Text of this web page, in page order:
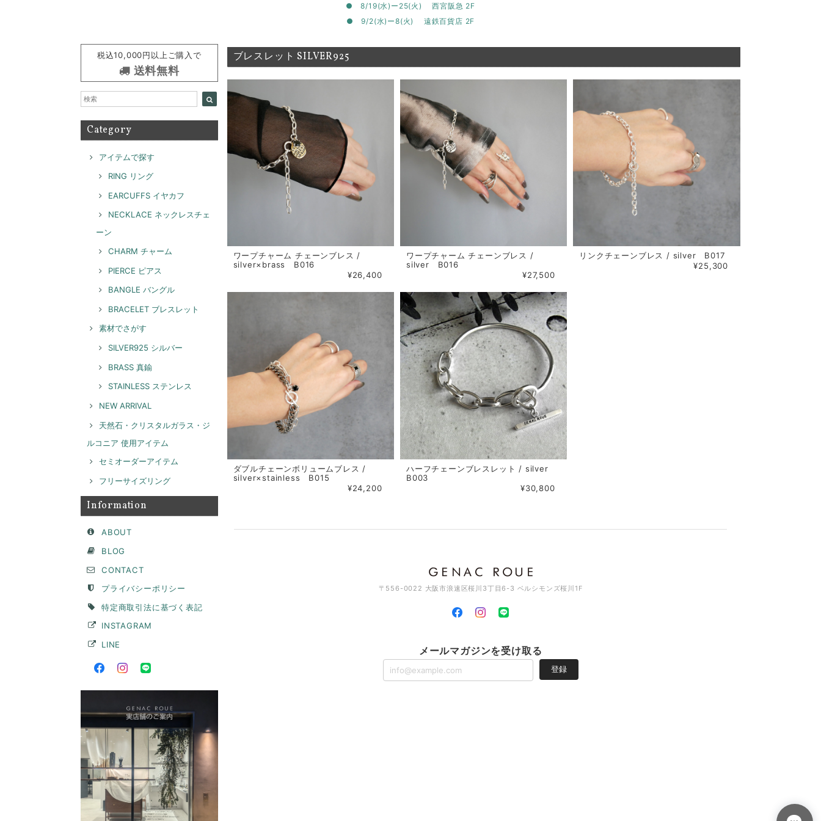
● 8/19(水)ー25(火) 西宮阪急 2F
● 9/2(水)ー8(火) 遠鉄百貨店 2F
税込10,000円以上ご購入で
送料無料
Category
アイテムで探す
RING リング
EARCUFFS イヤカフ
NECKLACE ネックレスチェ
ーン
CHARM チャーム
PIERCE ピアス
BANGLE バングル
BRACELET ブレスレット
素材でさがす
SILVER925 シルバー
BRASS 真鍮
STAINLESS ステンレス
NEW ARRIVAL
天然石・クリスタルガラス・ジ
ルコニア 使用アイテム
セミオーダーアイテム
フリーサイズリング
Information
ABOUT
BLOG
CONTACT
プライバシーポリシー
特定商取引法に基づく表記
INSTAGRAM
LINE
ブレスレット SILVER925
ワープチャーム チェーンブレス /
silver×brass B016
¥26,400
ワープチャーム チェーンブレス /
silver B016
¥27,500
リンクチェーンブレス / silver B017
¥25,300
ダブルチェーンボリュームブレス /
silver×stainless B015
¥24,200
ハーフチェーンブレスレット / silver
B003
¥30,800
〒556-0022 大阪市浪速区桜川3丁目6-3 ベルシモンズ桜川1F
メールマガジンを受け取る
登録